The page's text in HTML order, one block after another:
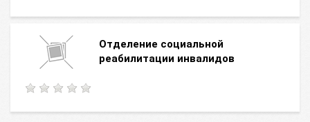
Отделение социальной
реабилитации инвалидов